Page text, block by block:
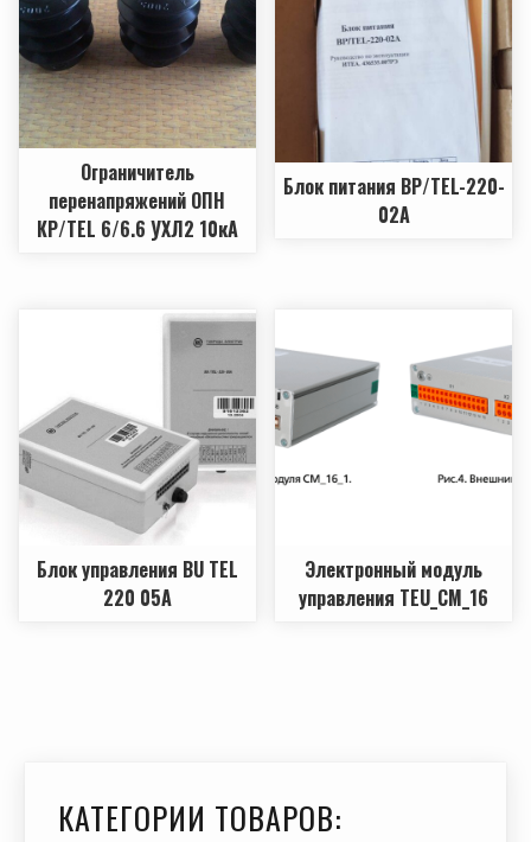
Ограничитель
перенапряжений ОПН
КР/TEL 6/6.6 УХЛ2 10кА
Блок питания ВР/TEL-220-
02А
Блок управления ВU TEL
220 05А
Электронный модуль
управления TEU_CM_16
КАТЕГОРИИ ТОВАРОВ: